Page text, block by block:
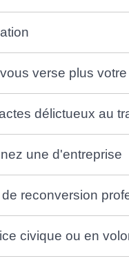
verse plus
délictueux au
une d'entreprise
reconversion
civique ou en